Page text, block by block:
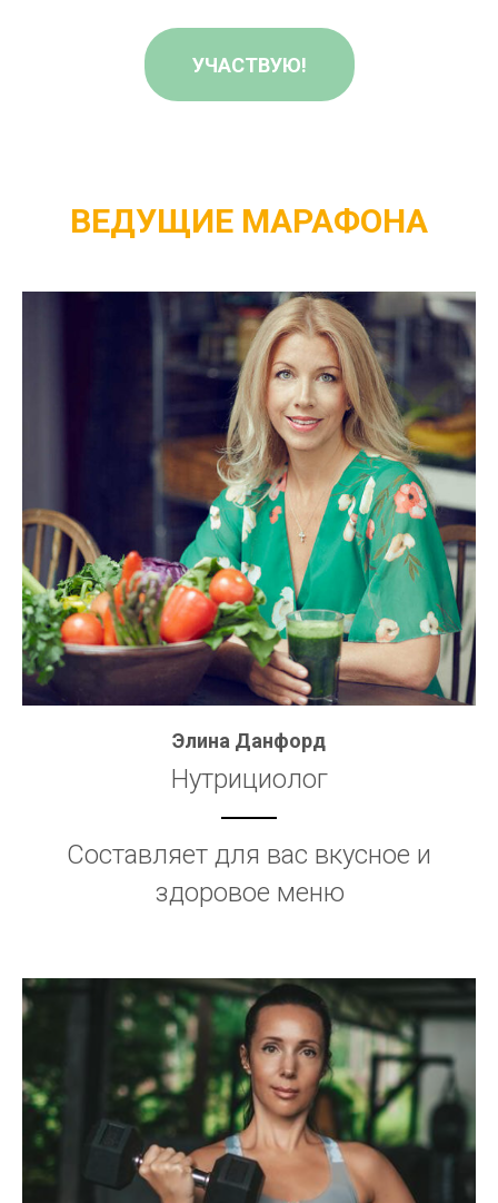
УЧАСТВУЮ!
ВЕДУЩИЕ МАРАФОНА
Элина Данфорд
Нутрициолог
Составляет для вас вкусное и
здоровое меню